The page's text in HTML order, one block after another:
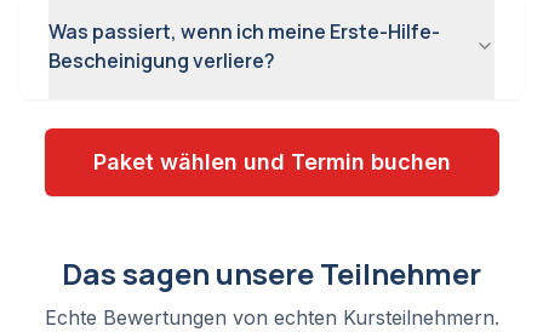
Was passiert, wenn ich meine Erste-Hilfe-
Bescheinigung verliere?
Paket wählen und Termin buchen
Das sagen unsere Teilnehmer
Echte Bewertungen von echten Kursteilnehmern.